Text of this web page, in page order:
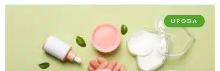
URODA